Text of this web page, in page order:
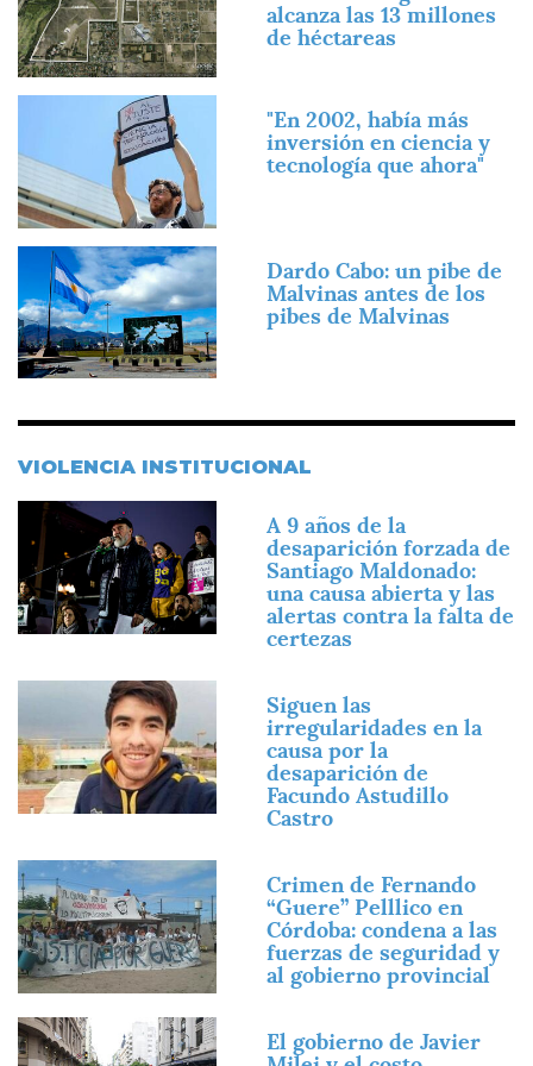
alcanza las 13 millones
de héctareas
"En 2002, había más
inversión en ciencia y
tecnología que ahora"
Imagen
Dardo Cabo: un pibe de
Malvinas antes de los
pibes de Malvinas
VIOLENCIA INSTITUCIONAL
Imagen
A 9 años de la
desaparición forzada de
Santiago Maldonado:
una causa abierta y las
alertas contra la falta de
certezas
Siguen las
irregularidades en la
causa por la
desaparición de
Facundo Astudillo
Castro
Imagen
Crimen de Fernando
“Guere” Pelllico en
Córdoba: condena a las
fuerzas de seguridad y
al gobierno provincial
Imagen
El gobierno de Javier